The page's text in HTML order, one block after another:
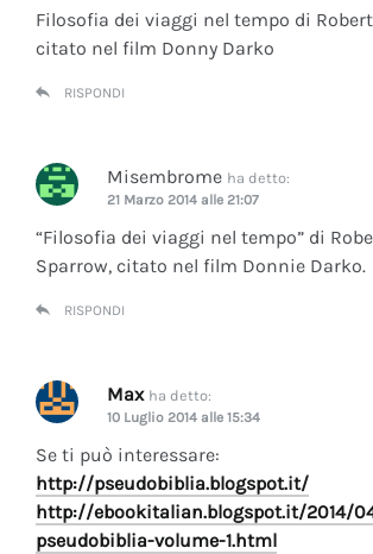
Filosofia dei viaggi nel tempo di
citato nel film Donny Darko
RISPONDI
Misembrome ha detto:
21 Marzo 2014 alle 21:07
“Filosofia dei viaggi nel tempo” di
Sparrow, citato nel film Donnie Darko.
RISPONDI
Max ha detto:
10 Luglio 2014 alle 15:34
Se ti può interessare:
http://pseudobiblia.blogspot.it/
http://ebookitalian.blogspot.it/2014/
pseudobiblia-volume-1.html